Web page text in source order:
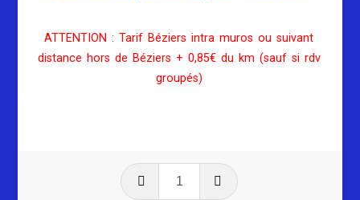
ATTENTION : Tarif Béziers intra muros ou suivant
distance hors de Béziers + 0,85€ du km (sauf si rdv
groupés)
quantité